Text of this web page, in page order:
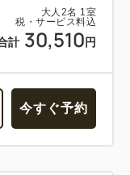
大人 2名 1 室
税・サービス料込
計 30,510円
今すぐ予約